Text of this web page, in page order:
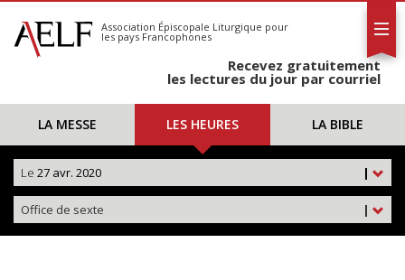
S'abonner
Calendrier
Association Épiscopale Liturgique pour
les pays Francophones
Recevez gratuitement
les lectures du jour par courriel
LA MESSE LES HEURES LA BIBLE
|
Le 27 avr. 2020
|
Office de sexte